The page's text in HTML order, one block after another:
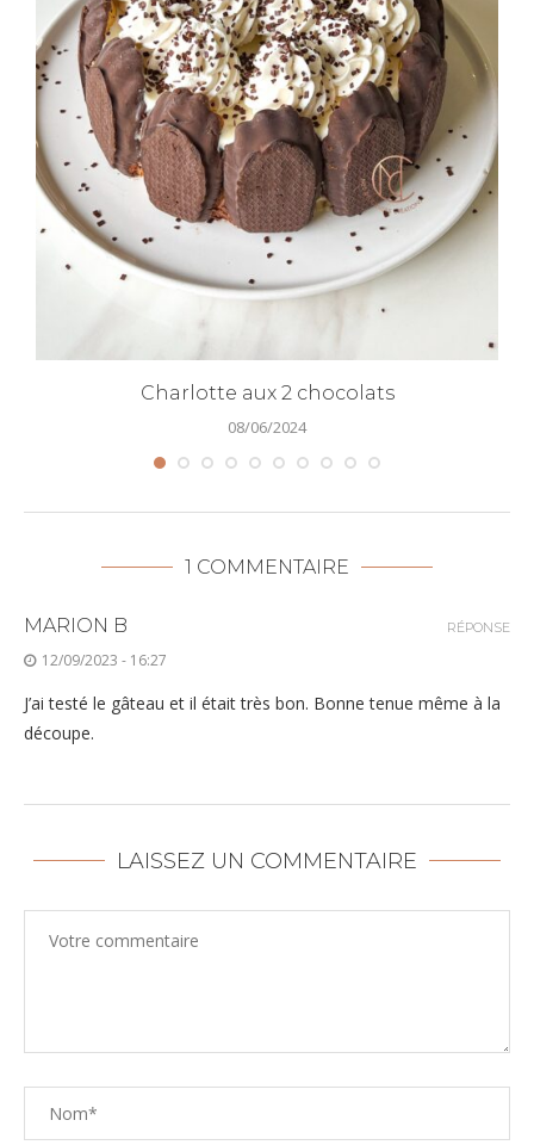
Charlotte aux 2 chocolats
08/06/2024
1 COMMENTAIRE
MARION B
12/09/2023 - 16:27
J’ai testé le gâteau et il était très bon. Bonne tenue même à la
découpe.
RÉPONSE
LAISSEZ UN COMMENTAIRE